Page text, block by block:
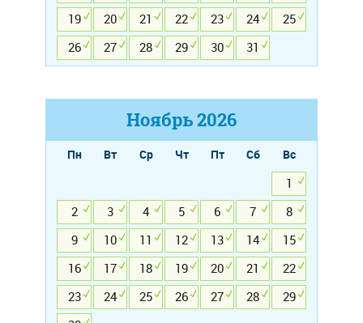
19
20 21 22 23 24
25
26
27 28 29 30 31
Ноябрь2026
Пн Вт Ср Чт Пт Сб
Вс
1
2
3 4 5 6 7
8
9
10 11 12 13 14
15
16
17 18 19 20 21
22
23
24 25 26 27 28
29